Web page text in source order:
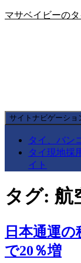
マサベイビーの
サイトナビゲーショ
タイ、バン
タイ現地採
イト
タグ: 航
日本通運
で20％増